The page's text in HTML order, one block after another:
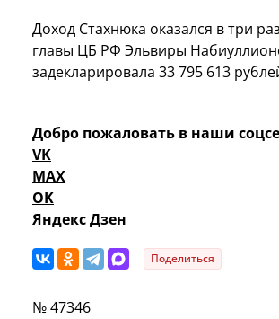
Доход Стахнюка оказался в три
главы ЦБ РФ Эльвиры
задекларировала 33 795 613
Добро пожаловать в наши
VK
MAX
OK
Яндекс Дзен
Поделиться
№ 47346